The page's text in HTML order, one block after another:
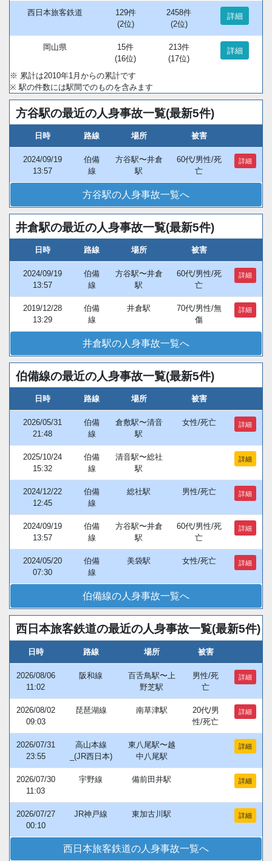
西日本旅客鉄道
129件
(2位)
2458件
(2位)
詳細
岡山県
15件
(16位)
213件
(17位)
詳細
※ 累計は2010年1月からの累計です
※ 駅の件数には駅間でのものを含みます
方谷駅の最近の人身事故一覧(最新5件)
日時 路線 場所 被害
2024/09/19
13:57
伯備
線
方谷駅〜井倉
駅
60代/男性/死
亡
詳細
方谷駅の人身事故一覧へ
井倉駅の最近の人身事故一覧(最新5件)
日時 路線 場所 被害
2024/09/19
13:57
伯備
線
方谷駅〜井倉
駅
60代/男性/死
亡
詳細
2019/12/28
13:29
伯備
線
井倉駅
70代/男性/無
傷
詳細
井倉駅の人身事故一覧へ
伯備線の最近の人身事故一覧(最新5件)
日時 路線 場所 被害
2026/05/31
21:48
伯備
線
倉敷駅〜清音
駅
女性/死亡 詳細
2025/10/24
15:32
伯備
線
清音駅〜総社
駅
詳細
2024/12/22
12:45
伯備
線
総社駅 男性/死亡 詳細
2024/09/19
13:57
伯備
線
方谷駅〜井倉
駅
60代/男性/死
亡
詳細
2024/05/20
07:30
伯備
線
美袋駅 女性/死亡 詳細
伯備線の人身事故一覧へ
西日本旅客鉄道の最近の人身事故一覧(最新5件)
日時 路線 場所 被害
2026/08/06
11:02
阪和線
百舌鳥駅〜上
野芝駅
男性/死
亡
詳細
2026/08/02
09:03
琵琶湖線 南草津駅
20代/男
性/死亡
詳細
2026/07/31
23:55
高山本線
_(JR西日本)
東八尾駅〜越
中八尾駅
詳細
2026/07/30
11:03
宇野線 備前田井駅 詳細
2026/07/27
00:10
JR神戸線 東加古川駅 詳細
西日本旅客鉄道の人身事故一覧へ